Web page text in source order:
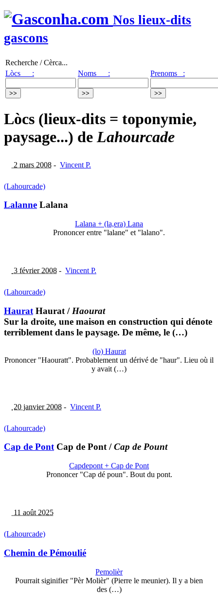
Nos lieux-dits
gascons
Recherche / Cèrca...
Lòcs :
Noms : Prenoms :
Lòcs (lieux-dits = toponymie,
paysage...) deLahourcade
2 mars 2008 - Vincent P.
(Lahourcade)
Lalanne Lalana
Lalana + (la,era) Lana
Prononcer entre "lalane" et "lalano".
3 février 2008 - Vincent P.
(Lahourcade)
Haurat Haurat / Haourat
Sur la droite, une maison en construction qui dénote
terriblement dans le paysage. De même, le (…)
(lo) Haurat
Prononcer "Haouratt". Probablement un dérivé de "haur". Lieu où il
y avait (…)
20 janvier 2008 - Vincent P.
(Lahourcade)
Cap de PontCap de Pont/Cap de Pount
Capdepont + Cap de Pont
Prononcer "Cap dé poun". Bout du pont.
11 août 2025
(Lahourcade)
Chemin de Pémoulié
Pemolièr
Pourrait siginifier "Pèr Molièr" (Pierre le meunier). Il y a bien
des (…)